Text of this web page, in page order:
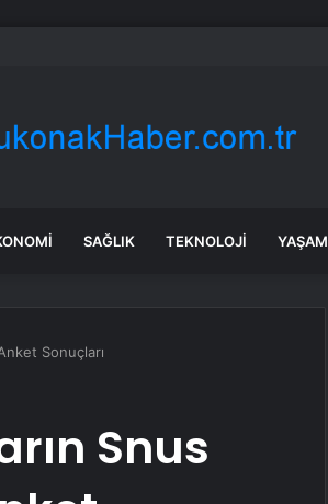
Takım Patronu Cyril Blais Hayatını Kaybetti
SAĞLIK TEKNOLOJI YAŞAM
Sonuçları
Snus